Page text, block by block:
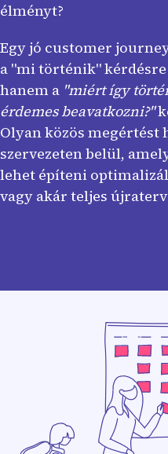
élményt?
Egy jó customer
a "mi történik" kérdésre
hanem a "miért így
érdemes beavatkozni?"
Olyan közös megértést
szervezeten belül,
lehet építeni
vagy akár teljes